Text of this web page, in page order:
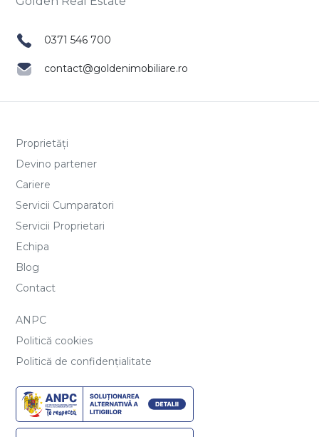
0371 546 700
contact@goldenimobiliare.ro
Proprietăți
Devino partener
Cariere
Servicii Cumparatori
Servicii Proprietari
Echipa
Blog
Contact
ANPC
Politică cookies
Politică de confidențialitate